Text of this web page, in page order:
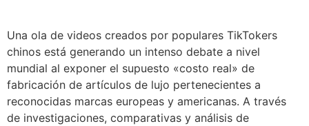
Una ola de videos creados por populares TikTokers
chinos está generando un intenso debate a nivel
mundial al exponer el supuesto «costo real» de
fabricación de artículos de lujo pertenecientes a
reconocidas marcas europeas y americanas. A través
de investigaciones, comparativas y análisis de